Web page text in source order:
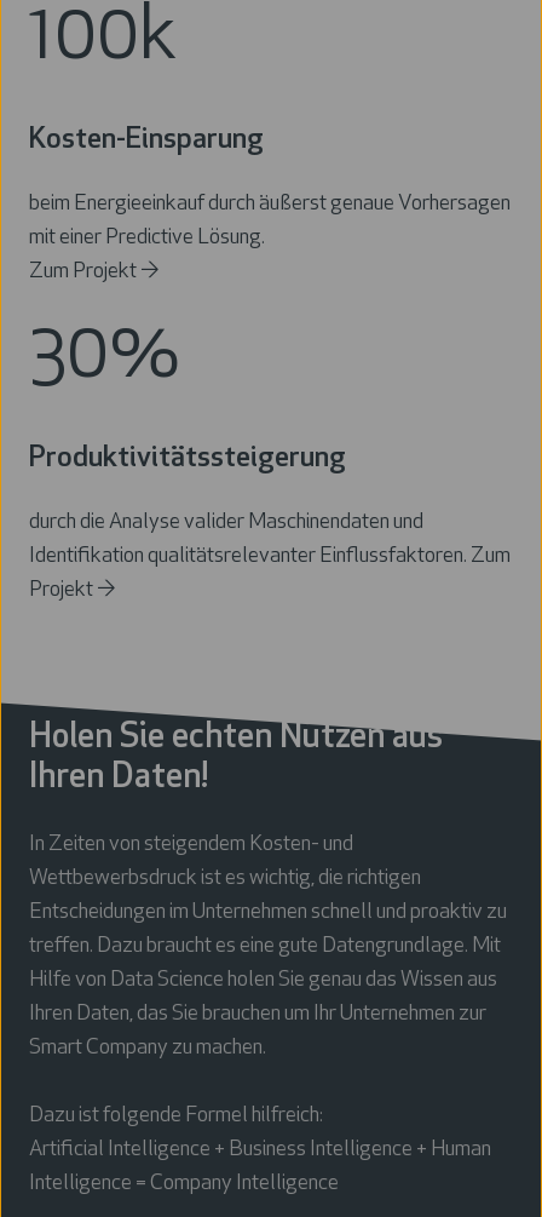
100k
Kosten-Einsparung
beim Energieeinkauf durch äußerst genaue Vorhersagen
mit einer Predictive Lösung.
Zum Projekt →
30%
Produktivitätssteigerung
durch die Analyse valider Maschinendaten und
Identifikation qualitätsrelevanter Einflussfaktoren. Zum
Projekt →
Holen Sie echten Nutzen aus
Ihren Daten!
In Zeiten von steigendem Kosten- und
Wettbewerbsdruck ist es wichtig, die richtigen
Entscheidungen im Unternehmen schnell und proaktiv zu
treffen. Dazu braucht es eine gute Datengrundlage. Mit
Hilfe von Data Science holen Sie genau das Wissen aus
Ihren Daten, das Sie brauchen um Ihr Unternehmen zur
Smart Company zu machen.
Dazu ist folgende Formel hilfreich:
Artificial Intelligence + Business Intelligence + Human
Intelligence = Company Intelligence